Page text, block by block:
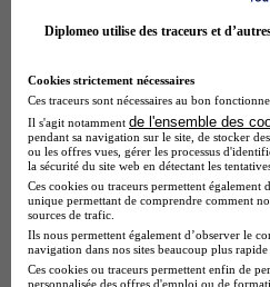
Prépa - PASS (anciennement
5.0
3 avis
Paris 75012
Une préparation en parallèle
faculté est indispensable pour
médecine…
Diplomeo utilise des traceurs et
Cookies strictement nécessaires
Ces traceurs sont nécessaires au bon
Il s'agit notamment de l'ensemble des
pendant sa navigation sur le site, de stocker
ou les offres vues, gérer les processus
la sécurité du site web en détectant les
Ces cookies ou traceurs permettent
unique permettant de comprendre comment
sources de trafic.
Ils nous permettent également d’observer le
navigation dans nos sites beaucoup plus rapide
Ces cookies ou traceurs permettent enfin de
personnalisée des offres d'emploi ou de